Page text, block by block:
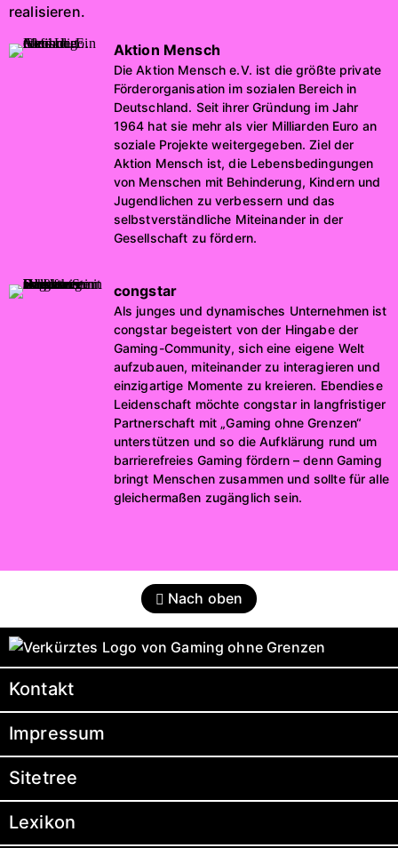
realisieren.
Aktion Mensch
Die Aktion Mensch e.V. ist die größte private
Förderorganisation im sozialen Bereich in
Deutschland. Seit ihrer Gründung im Jahr
1964 hat sie mehr als vier Milliarden Euro an
soziale Projekte weitergegeben. Ziel der
Aktion Mensch ist, die Lebensbedingungen
von Menschen mit Behinderung, Kindern und
Jugendlichen zu verbessern und das
selbstverständliche Miteinander in der
Gesellschaft zu fördern.
congstar
Als junges und dynamisches Unternehmen ist
congstar begeistert von der Hingabe der
Gaming-Community, sich eine eigene Welt
aufzubauen, miteinander zu interagieren und
einzigartige Momente zu kreieren. Ebendiese
Leidenschaft möchte congstar in langfristiger
Partnerschaft mit „Gaming ohne Grenzen“
unterstützen und so die Aufklärung rund um
barrierefreies Gaming fördern – denn Gaming
bringt Menschen zusammen und sollte für alle
gleichermaßen zugänglich sein.
Nach oben
Kontakt
Impressum
Sitetree
Lexikon